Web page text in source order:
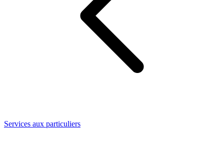
Services aux particuliers